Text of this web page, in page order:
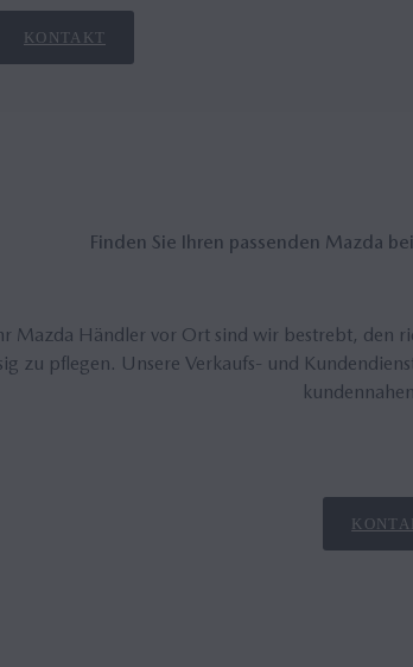
KONTAKT
Fin­den Sie Ih­ren pas­sen­den Mazda
Mazda Händler vor Ort sind wir bestrebt, den
zu pflegen. Unsere Verkaufs- und